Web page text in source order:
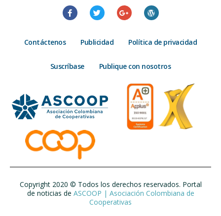
Contáctenos Publicidad Política de privacidad
Suscríbase Publique con nosotros
Copyright 2020 © Todos los derechos reservados. Portal
de noticias de ASCOOP | Asociación Colombiana de
Cooperativas